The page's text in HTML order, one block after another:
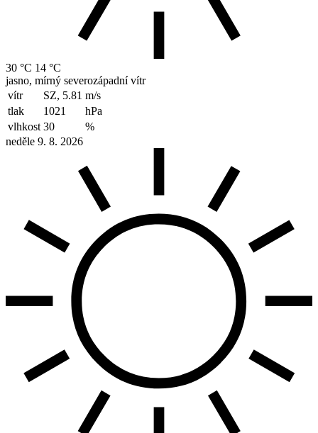
30 °C 14 °C
jasno, mírný severozápadní vítr
vítr
SZ, 5.81 m/s
tlak
1021
hPa
vlhkost 30
%
neděle 9. 8. 2026